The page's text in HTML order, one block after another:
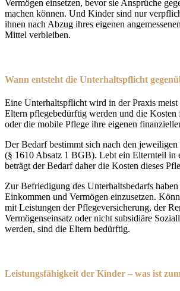
Vermögen einsetzen, bevor sie Ansprüche
machen können. Und Kinder sind nur
ihnen nach Abzug ihres eigenen
Mittel verbleiben.
Wann entsteht die Unterhaltspflicht
Eine Unterhaltspflicht wird in der Praxis meist
Eltern pflegebedürftig werden und die Kosten
oder die mobile Pflege ihre eigenen
Der Bedarf bestimmt sich nach den jeweiligen
(§ 1610 Absatz 1 BGB). Lebt ein Elternteil in
beträgt der Bedarf daher die Kosten dieses
Zur Befriedigung des Unterhaltsbedarfs
Einkommen und Vermögen einzusetzen.
mit Leistungen der Pflegeversicherung, der
Vermögenseinsatz oder nicht subsidiäre
werden, sind die Eltern bedürftig.
Leistungsfähigkeit der Kinder – was ist